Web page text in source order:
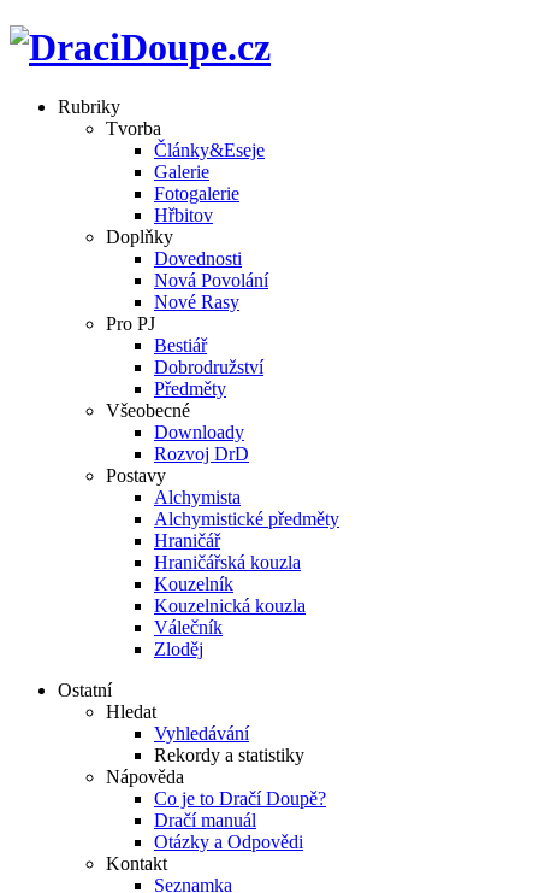
Rubriky
Tvorba
Články&Eseje
Galerie
Fotogalerie
Hřbitov
Doplňky
Dovednosti
Nová Povolání
Nové Rasy
Pro PJ
Bestiář
Dobrodružství
Předměty
Všeobecné
Downloady
Rozvoj DrD
Postavy
Alchymista
Alchymistické předměty
Hraničář
Hraničářská kouzla
Kouzelník
Kouzelnická kouzla
Válečník
Zloděj
Ostatní
Hledat
Vyhledávání
Rekordy a statistiky
Nápověda
Co je to Dračí Doupě?
Dračí manuál
Otázky a Odpovědi
Kontakt
Seznamka